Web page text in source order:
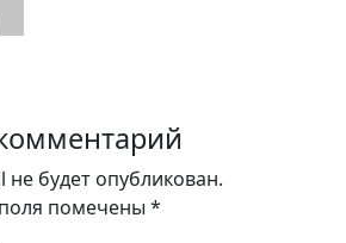
будет опубликован.
помечены *